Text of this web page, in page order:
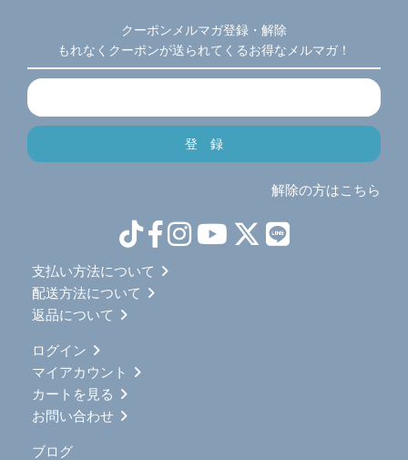
クーポンメルマガ登録・解除
もれなくクーポンが送られてくるお得なメルマガ！
解除の方はこちら
支払い方法について
配送方法について
返品について
ログイン
マイアカウント
カートを見る
お問い合わせ
ブログ